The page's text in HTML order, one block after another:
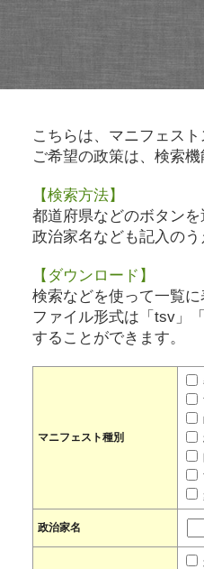
こちらは、マニフェス
ご希望の政策は、検索
【検索方法】
都道府県などのボタン
政治家名なども記入のう
【ダウンロード】
検索などを使って一覧
ファイル形式は「tsv」
することができます。
マニフェスト種別
政治家名